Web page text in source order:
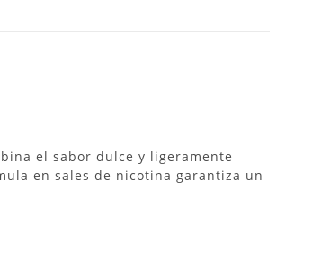
el sabor dulce y ligeramente
en sales de nicotina garantiza un